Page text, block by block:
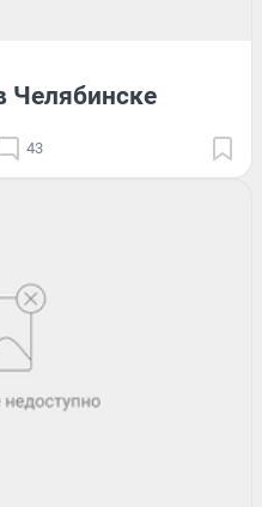
Челябинске
43